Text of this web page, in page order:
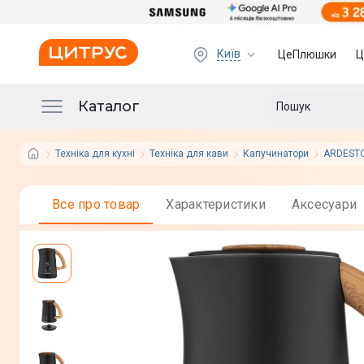
Київ ЦеПлюшки
Каталог
Техніка для кухні Техніка для кави Капучинатори
Все про товар Характеристики Аксесуари